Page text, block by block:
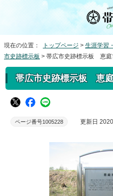
現在の位置： トップページ > 生涯学習
市史跡標示板 > 帯広市史跡標示板 恵庭
帯広市史跡標示板 恵
ページ番号1005228 更新日 2020